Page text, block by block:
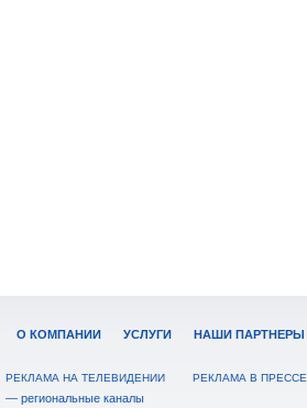
О КОМПАНИИ УСЛУГИ НАШИ ПАРТНЕРЫ
РЕКЛАМА НА ТЕЛЕВИДЕНИИ
— региональные каналы
РЕКЛАМА В ПРЕССЕ